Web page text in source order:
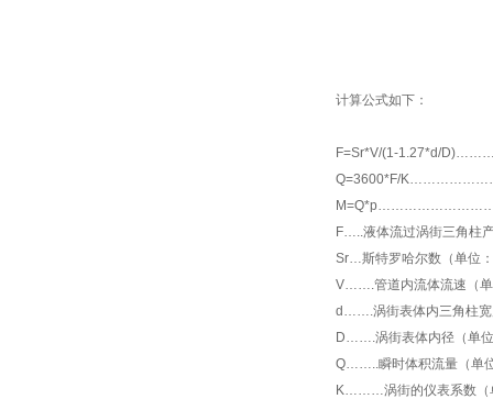
计算公式如下：
F=Sr*V/(1-1.27*d/
Q=3600*F/
F…..液体流过涡街三角柱
Sr…斯特罗哈尔数（单位
V…….管道内流体流速（单
d…….涡街表体内三角柱宽
D…….涡街表体内径（单
Q……..瞬时体积流量（单
K………涡街的仪表系数（